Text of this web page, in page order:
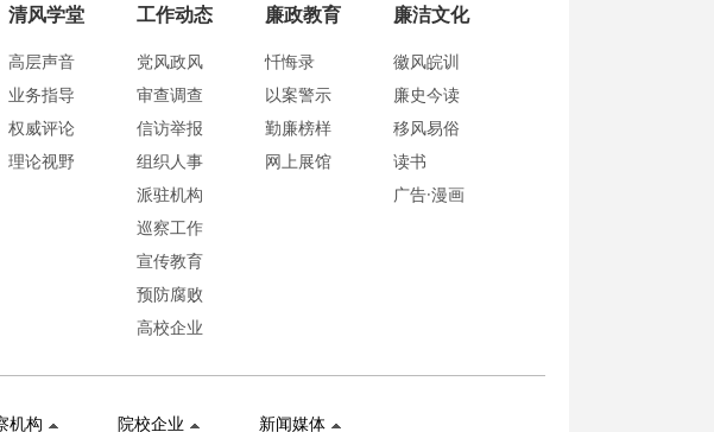
清风学堂
高层声音
业务指导
权威评论
理论视野
工作动态
党风政风
审查调查
信访举报
组织人事
派驻机构
巡察工作
宣传教育
预防腐败
高校企业
廉政教育
忏悔录
以案警示
勤廉榜样
网上展馆
廉洁文化
徽风皖训
廉史今读
移风易俗
读书
广告·漫画
机构 院校企业 新闻媒体